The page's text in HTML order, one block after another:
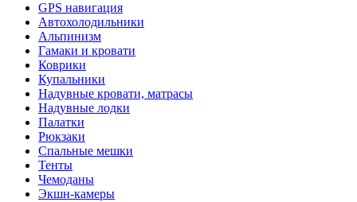
GPS навигация
Автохолодильники
Альпинизм
Гамаки и кровати
Коврики
Купальники
Надувные кровати, матрасы
Надувные лодки
Палатки
Рюкзаки
Спальные мешки
Тенты
Чемоданы
Экшн-камеры